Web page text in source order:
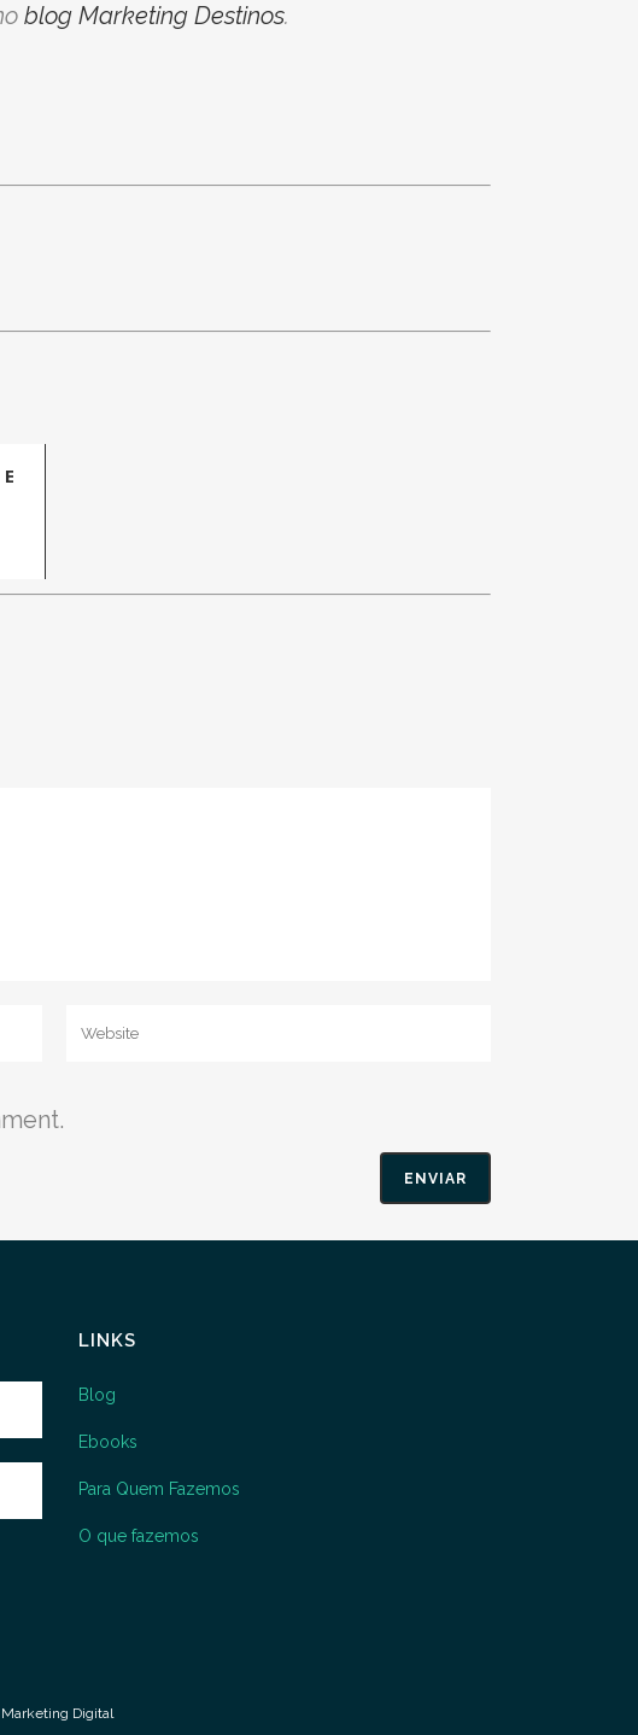
blog Marketing Destinos.
LINKS
Blog
Ebooks
Para Quem Fazemos
O que fazemos
Digital